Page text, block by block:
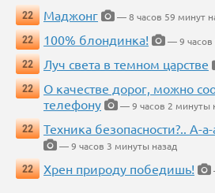
22
Маджонг
— 8 часов 59 минут
22
100% блондинка!
— 9 часов
22
Луч света в темном царстве
22
О качестве дорог, можно
телефону
— 9 часов 2 минуты
22
Техника безопасности?.. А-
— 9 часов 3 минуты назад
22
Хрен природу победишь!